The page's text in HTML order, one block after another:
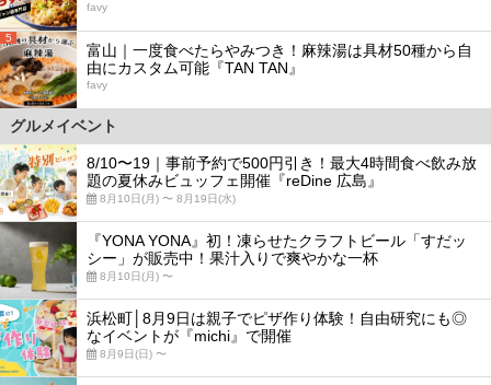
favy
5
富山｜一度食べたらやみつき！麻辣湯は具材50種から自
由にカスタム可能『TAN TAN』
favy
グルメイベント
8/10〜19｜事前予約で500円引き！最大4時間食べ飲み放
題の夏休みビュッフェ開催『reDine 広島』
8月10日(月) 〜 8月19日(水)
『YONA YONA』初！凍らせたクラフトビール「すだッ
シー」が販売中！果汁入りで爽やかな一杯
8月10日(月) 〜
浜松町│8月9日は親子でピザ作り体験！自由研究にも◎
なイベントが『michi』で開催
8月9日(日) 〜